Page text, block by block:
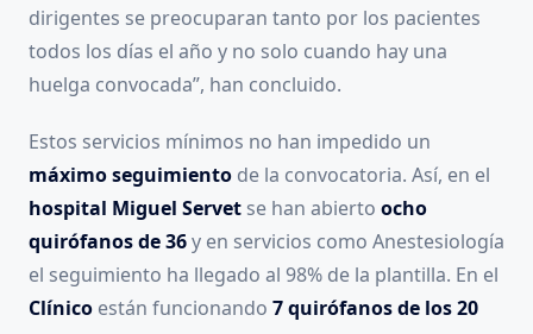
dirigentes se preocuparan tanto por los pacientes
todos los días el año y no solo cuando hay una
huelga convocada”, han concluido.
Estos servicios mínimos no han impedido un
máximo seguimiento de la convocatoria. Así, en el
hospital Miguel Servet se han abierto ocho
quirófanos de 36y en servicios como Anestesiología
el seguimiento ha llegado al 98% de la plantilla. En el
Clínico están funcionando 7 quirófanos de los 20